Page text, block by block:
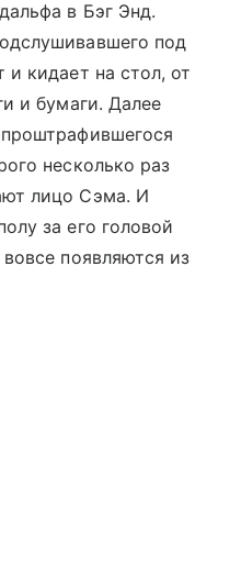
в Бэг Энд.
под
кидает на стол, от
и бумаги. Далее
несколько раз
лицо Сэма. И
за его головой
появляются из